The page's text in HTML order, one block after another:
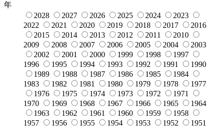
年
2028
2027 2026 2025 2024
2023
2022
2021 2020 2019 2018 2017
2016
2015
2014 2013 2012 2011
2010
2009
2008 2007 2006 2005 2004
2003
2002
2001 2000 1999 1998
1997
1996
1995 1994 1993 1992 1991
1990
1989
1988 1987 1986 1985
1984
1983
1982 1981 1980 1979 1978
1977
1976
1975 1974 1973 1972
1971
1970
1969 1968 1967 1966 1965
1964
1963
1962 1961 1960 1959
1958
1957
1956 1955 1954 1953 1952
1951